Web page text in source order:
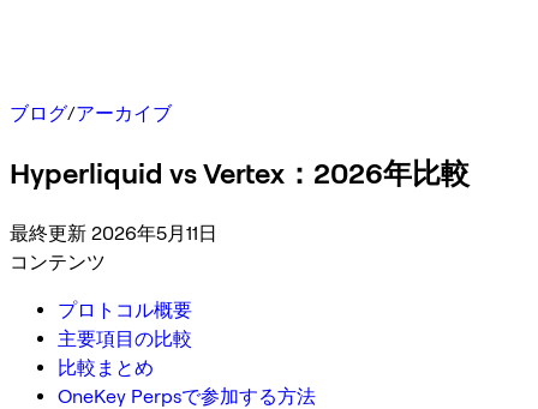
ブログ/アーカイブ
Hyperliquid vs Vertex：2026年比較
最終更新 2026年5月11日
コンテンツ
プロトコル概要
主要項目の比較
比較まとめ
OneKey Perpsで参加する方法